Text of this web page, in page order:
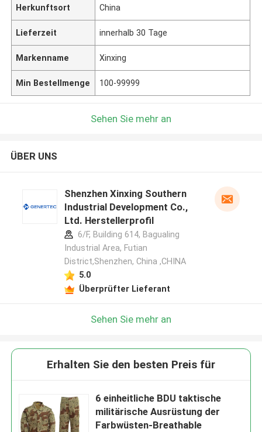
Herkunftsort China
Lieferzeit innerhalb 30 Tage
Markenname Xinxing
Min Bestellmenge 100-99999
Sehen Sie mehr an
ÜBER UNS
Shenzhen Xinxing Southern
Industrial Development Co.,
Ltd. Herstellerprofil
6/F, Building 614, Bagualing
Industrial Area, Futian
District,Shenzhen, China ,CHINA
5.0
Überprüfter Lieferant
Sehen Sie mehr an
Erhalten Sie den besten Preis für
6 einheitliche BDU taktische
militärische Ausrüstung der
Farbwüsten-Breathable